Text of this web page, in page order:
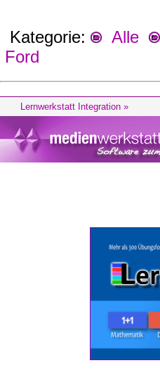
Kategorie: Alle
Ford
Lernwerkstatt Integration »